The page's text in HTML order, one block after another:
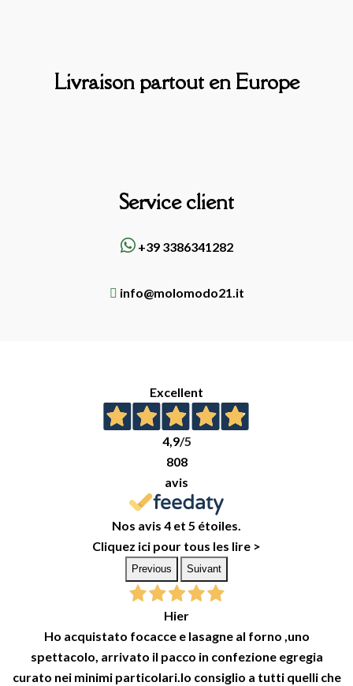
Livraison partout en Europe
Service client
+39 3386341282
info@molomodo21.it
Excellent
4,9/5
808
avis
Nos avis 4 et 5 étoiles.
Cliquez ici pour tous les lire >
Previous Suivant
Hier
Ho acquistato focacce e lasagne al forno ,uno
spettacolo, arrivato il pacco in confezione egregia
curato nei minimi particolari.lo consiglio a tutti quelli che